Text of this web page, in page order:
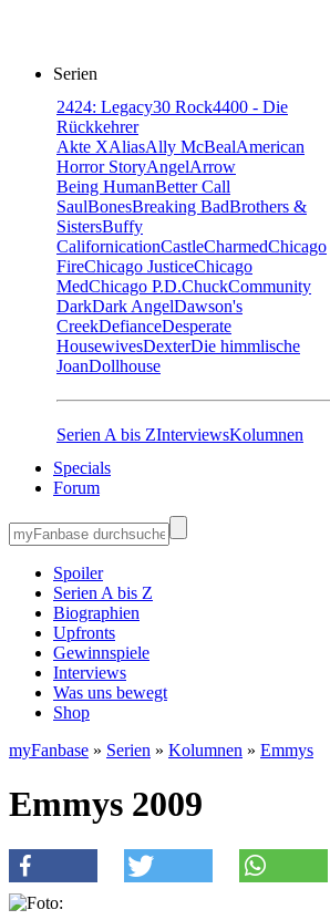
Serien
2424: Legacy30 Rock4400 - Die
Rückkehrer
Akte XAliasAlly McBealAmerican
Horror StoryAngelArrow
Being HumanBetter Call
SaulBonesBreaking BadBrothers &
SistersBuffy
CalifornicationCastleCharmedChicago
FireChicago JusticeChicago
MedChicago P.D.ChuckCommunity
DarkDark AngelDawson's
CreekDefianceDesperate
HousewivesDexterDie himmlische
JoanDollhouse
Serien A bis ZInterviewsKolumnen
Specials
Forum
Spoiler
Serien A bis Z
Biographien
Upfronts
Gewinnspiele
Interviews
Was uns bewegt
Shop
myFanbase » Serien » Kolumnen » Emmys
Emmys 2009